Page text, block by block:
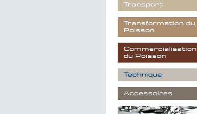
Transport
Transformation du
Poisson
Commercialisation
du Poisson
Technique
Accessoires